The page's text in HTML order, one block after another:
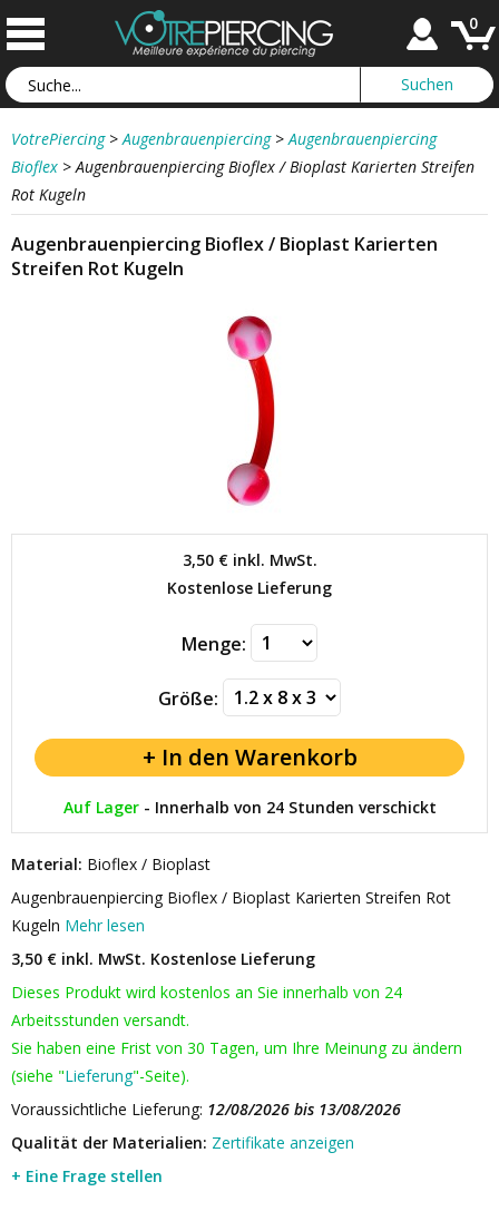
0
VotrePiercing > Augenbrauenpiercing > Augenbrauenpiercing
Bioflex > Augenbrauenpiercing Bioflex / Bioplast Karierten Streifen
Rot Kugeln
Augenbrauenpiercing Bioflex / Bioplast Karierten
Streifen Rot Kugeln
3,50 €inkl. MwSt.
Kostenlose Lieferung
Menge:
Größe:
Auf Lager- Innerhalb von 24 Stunden verschickt
Material: Bioflex / Bioplast
Augenbrauenpiercing Bioflex / Bioplast Karierten Streifen Rot
Kugeln Mehr lesen
3,50 € inkl. MwSt. Kostenlose Lieferung
Dieses Produkt wird kostenlos an Sie innerhalb von 24
Arbeitsstunden versandt.
Sie haben eine Frist von 30 Tagen, um Ihre Meinung zu ändern
(siehe "Lieferung"-Seite).
Voraussichtliche Lieferung: 12/08/2026 bis 13/08/2026
Qualität der Materialien: Zertifikate anzeigen
+ Eine Frage stellen